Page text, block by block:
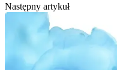
Następny artykuł